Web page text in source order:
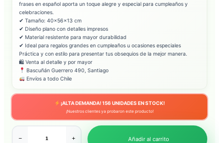
frases en español aporta un toque alegre y especial para cumpleaños y
celebraciones.
✔ Tamaño: 40×56×13 cm
✔ Diseño plano con detalles impresos
✔ Material resistente para mayor durabilidad
✔ Ideal para regalos grandes en cumpleaños u ocasiones especiales
Práctica y con estilo para presentar tus obsequios de la mejor manera.
🛍 Venta al detalle y por mayor
Bascuñán Guerrero 490, Santiago
Envíos a todo Chile
¡ALTA DEMANDA!156 UNIDADES EN STOCK!
¡Nuestros clientes ya probaron este producto!
− + Añadir al carrito